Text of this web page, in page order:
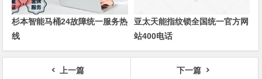
杉本智能马桶24故障统一服务热
线
亚太天能指纹锁全国统一官方网
站400电话
上一篇
下一篇